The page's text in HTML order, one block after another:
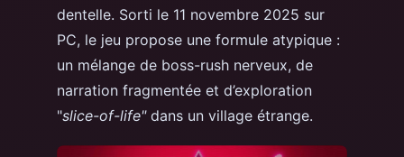
dentelle. Sorti le 11 novembre 2025 sur
PC, le jeu propose une formule atypique :
un mélange de boss-rush nerveux, de
narration fragmentée et d’exploration
"slice-of-life" dans un village étrange.